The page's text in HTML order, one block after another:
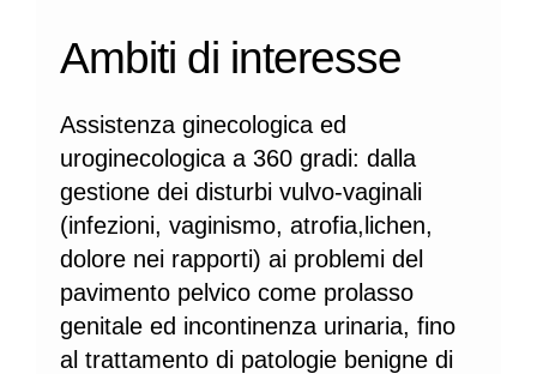
Ambiti di interesse
Assistenza ginecologica ed
uroginecologica a 360 gradi: dalla
gestione dei disturbi vulvo-vaginali
(infezioni, vaginismo, atrofia,lichen,
dolore nei rapporti) ai problemi del
pavimento pelvico come prolasso
genitale ed incontinenza urinaria, fino
al trattamento di patologie benigne di